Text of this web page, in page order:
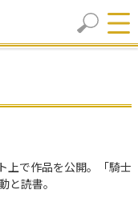
上で作品を公開。「騎士
と読書。